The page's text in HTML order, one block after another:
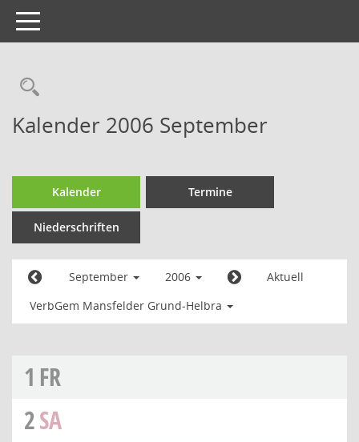
Toggle
navigation
Kalender 2006 September
Kalender Termine
Niederschriften
September 2006
Aktuell
VerbGem Mansfelder Grund-Helbra
1 FR
2SA